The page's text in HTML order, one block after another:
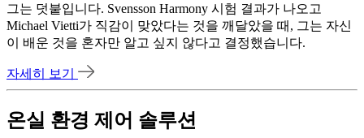
그는 덧붙입니다. Svensson Harmony 시험 결과가 나오고
Michael Vietti가 직감이 맞았다는 것을 깨달았을 때, 그는 자신
이 배운 것을 혼자만 알고 싶지 않다고 결정했습니다.
자세히 보기
온실 환경 제어 솔루션